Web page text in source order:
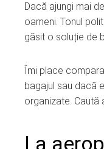
Dacă ajungi mai
oameni. Tonul
găsit o soluție de
Îmi place
bagajul sau dacă
organizate. Caută
La